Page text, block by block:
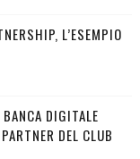
L’ESEMPIO
DIGITALE
DEL CLUB